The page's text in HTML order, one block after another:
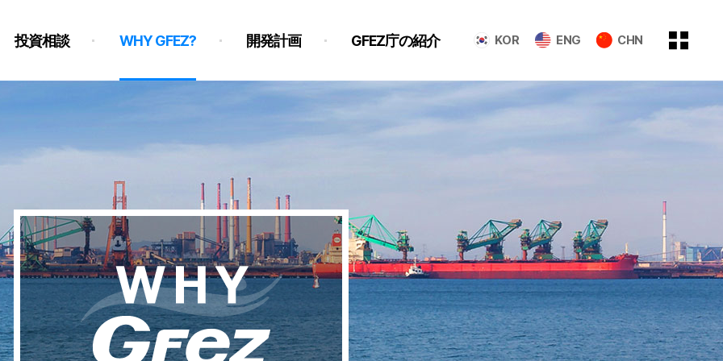
KOR ENG CHN
投資相談 WHY GFEZ? 開発計画 GFEZ庁の紹介